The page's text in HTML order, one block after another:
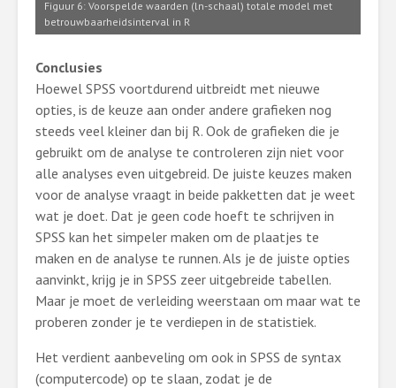
Figuur 6: Voorspelde waarden (ln-schaal) totale model met
betrouwbaarheidsinterval in R
Conclusies
Hoewel SPSS voortdurend uitbreidt met nieuwe
opties, is de keuze aan onder andere grafieken nog
steeds veel kleiner dan bij R. Ook de grafieken die je
gebruikt om de analyse te controleren zijn niet voor
alle analyses even uitgebreid. De juiste keuzes maken
voor de analyse vraagt in beide pakketten dat je weet
wat je doet. Dat je geen code hoeft te schrijven in
SPSS kan het simpeler maken om de plaatjes te
maken en de analyse te runnen. Als je de juiste opties
aanvinkt, krijg je in SPSS zeer uitgebreide tabellen.
Maar je moet de verleiding weerstaan om maar wat te
proberen zonder je te verdiepen in de statistiek.
Het verdient aanbeveling om ook in SPSS de syntax
(computercode) op te slaan, zodat je de